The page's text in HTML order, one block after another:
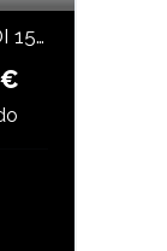
Skoda Octavia Combi 2.0 TDI 150CV DSG Style